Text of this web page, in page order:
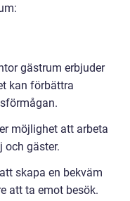
gästrum erbjuder
kan förbättra
möjlighet att arbeta
och gäster.
skapa en bekväm
att ta emot besök.